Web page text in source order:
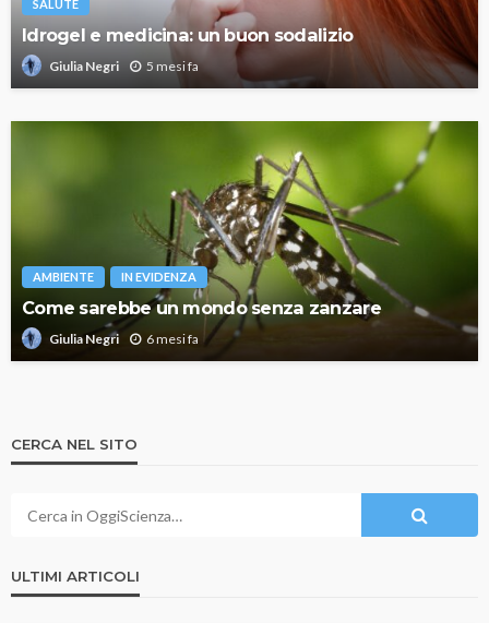
SALUTE
Idrogel e medicina: un buon sodalizio
Giulia Negri 5 mesi fa
AMBIENTE IN EVIDENZA
Come sarebbe un mondo senza zanzare
Giulia Negri 6 mesi fa
CERCA NEL SITO
ULTIMI ARTICOLI